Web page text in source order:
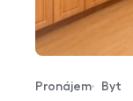
Typ nabídky
Pronájem
Typ nemovitosti
Byt